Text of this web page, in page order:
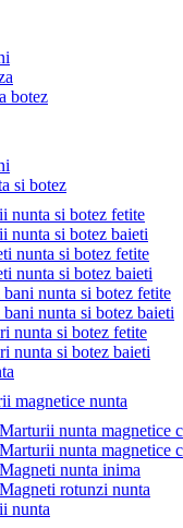
botez
si botez
nunta si botez fetite
nunta si botez baieti
nunta si botez fetite
nunta si botez baieti
nunta si botez fetite
nunta si botez baieti
nunta si botez fetite
nunta si botez baieti
magnetice nunta
Marturii nunta magnetice
Marturii nunta magnetice
Magneti nunta inima
Magneti rotunzi nunta
nunta